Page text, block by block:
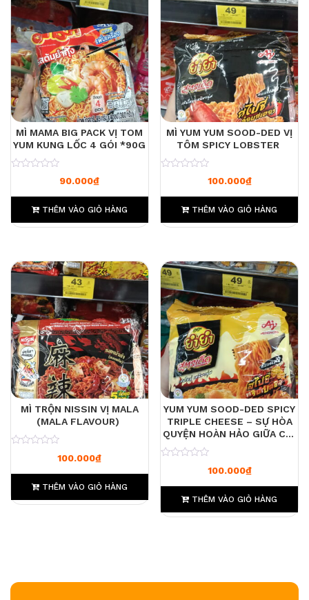
MÌ MAMA BIG PACK VỊ TOM
YUM KUNG LỐC 4 GÓI *90G
90.000₫
THÊM VÀO GIỎ HÀNG
MÌ YUM YUM SOOD-DED VỊ
TÔM SPICY LOBSTER
100.000₫
THÊM VÀO GIỎ HÀNG
MÌ TRỘN NISSIN VỊ MALA
(MALA FLAVOUR)
100.000₫
THÊM VÀO GIỎ HÀNG
YUM YUM SOOD-DED SPICY
TRIPLE CHEESE – SỰ HÒA
QUYỆN HOÀN HẢO GIỮA CAY
NỒNG VÀ BÉO NGẬY
100.000₫
THÊM VÀO GIỎ HÀNG